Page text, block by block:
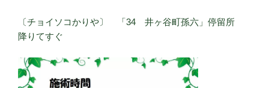
〔チョイソコかりや〕 「34 井ヶ谷町孫六」停留所
降りてすぐ